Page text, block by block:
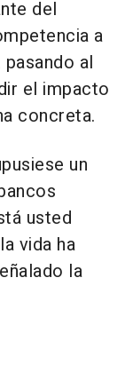
del
a
al
el impacto
concreta.
un
usted
vida ha
la